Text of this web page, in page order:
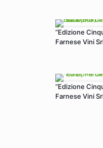
“Edizione
Farnese Vini
“Edizione
Farnese Vini